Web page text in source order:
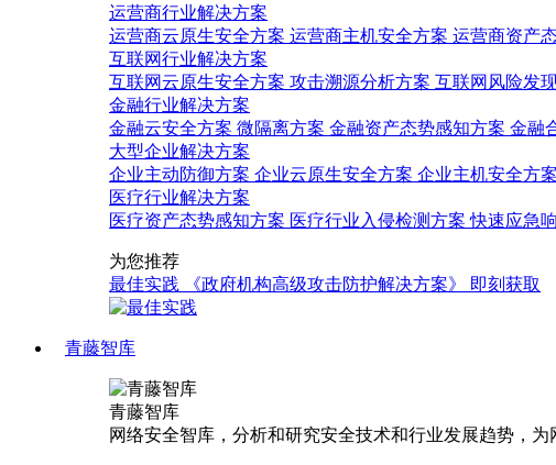
运营商行业解决方案
运营商云原生安全方案 运营商主机安全方案 运营商资产
互联网行业解决方案
互联网云原生安全方案 攻击溯源分析方案 互联网风险发
金融行业解决方案
金融云安全方案 微隔离方案 金融资产态势感知方案 金融
大型企业解决方案
企业主动防御方案 企业云原生安全方案 企业主机安全方案
医疗行业解决方案
医疗资产态势感知方案 医疗行业入侵检测方案快速应急
为您推荐
最佳实践
《政府机构高级攻击防护解决方案》 即刻获取
青藤智库
青藤智库
网络安全智库，分析和研究安全技术和行业发展趋势，为